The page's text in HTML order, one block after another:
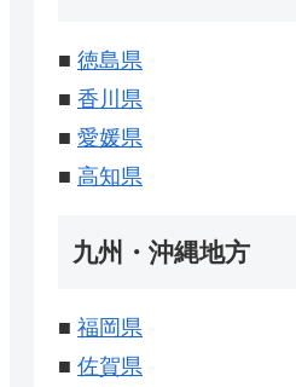
■ 徳島県
■ 香川県
■ 愛媛県
■ 高知県
九州・沖縄地方
■ 福岡県
■ 佐賀県